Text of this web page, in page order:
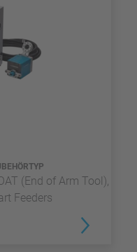
(End of Arm Tool),
Feeders